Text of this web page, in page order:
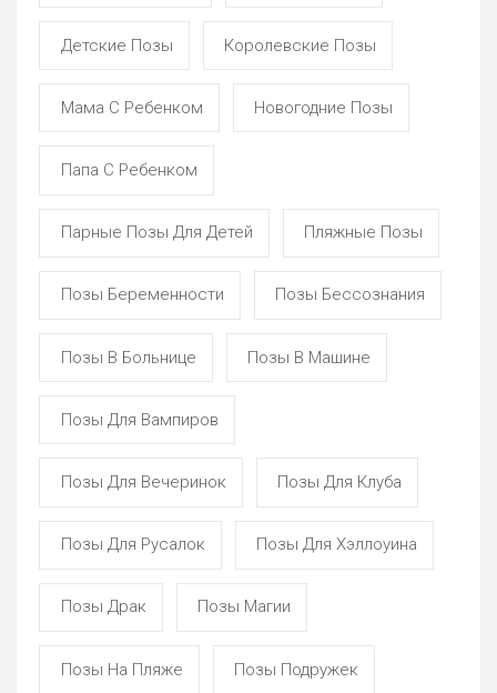
Детские Позы Королевские Позы
Мама С Ребенком Новогодние Позы
Папа С Ребенком
Парные Позы Для Детей Пляжные Позы
Позы Беременности Позы Бессознания
Позы В Больнице Позы В Машине
Позы Для Вампиров
Позы Для Вечеринок Позы Для Клуба
Позы Для Русалок Позы Для Хэллоуина
Позы Драк Позы Магии
Позы На Пляже Позы Подружек